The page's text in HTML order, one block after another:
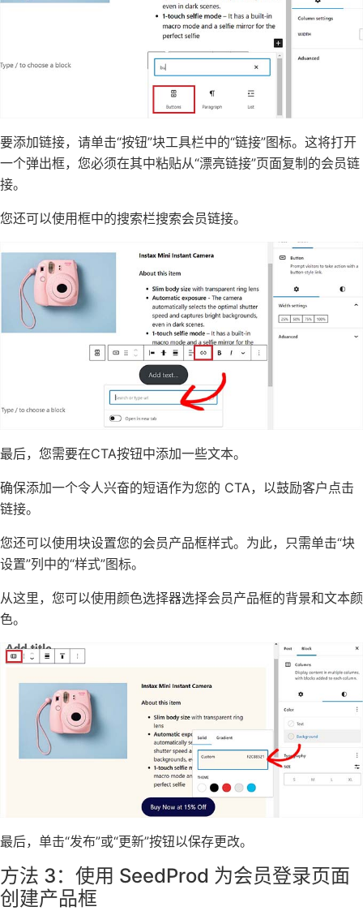
要添加链接，请单击“按钮”块工具栏中的“链接”图标。这将打开
一个弹出框，您必须在其中粘贴从“漂亮链接”页面复制的会员链
接。
您还可以使用框中的搜索栏搜索会员链接。
最后，您需要在CTA按钮中添加一些文本。
确保添加一个令人兴奋的短语作为您的 CTA，以鼓励客户点击
链接。
您还可以使用块设置您的会员产品框样式。为此，只需单击“块
设置”列中的“样式”图标。
从这里，您可以使用颜色选择器选择会员产品框的背景和文本颜
色。
最后，单击“发布”或“更新”按钮以保存更改。
方法 3：使用 SeedProd 为会员登录页面
创建产品框